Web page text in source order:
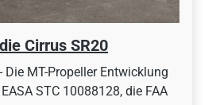
Cirrus SR20
MT-Propeller Entwicklung
STC 10088128, die FAA